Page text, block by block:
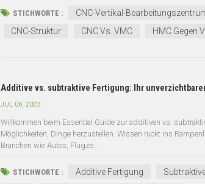
STICHWORTE : CNC-Vertikal-
CNC-Struktur
CNC Vs. VMC HMC Gegen
Additive vs. subtraktive Fertigung: Ihr
JUL 06, 2023
Willkommen beim Essential Guide zur additiven vs.
Möglichkeiten, Dinge herzustellen. Wissen rückt ins
Branchen wie Autos, Flugze...
STICHWORTE : Additive Fertigung